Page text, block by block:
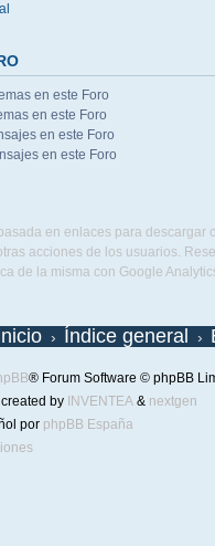
en este Foro
en este Foro
en este Foro
en este Foro
en enlaces para
acciones de los usuarios.
de la misma con Google
Índice general
® Forum Software © phpBB
by INVENTEA& nextgen
por phpBB España